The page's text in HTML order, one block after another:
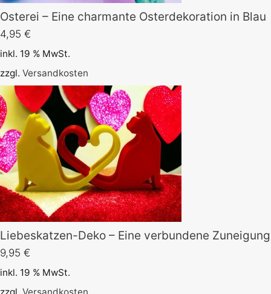
Osterei – Eine charmante Osterdekoration in Blau
4,95 €
inkl. 19 % MwSt.
zzgl. Versandkosten
Liebeskatzen-Deko – Eine verbundene Zuneigung
9,95 €
inkl. 19 % MwSt.